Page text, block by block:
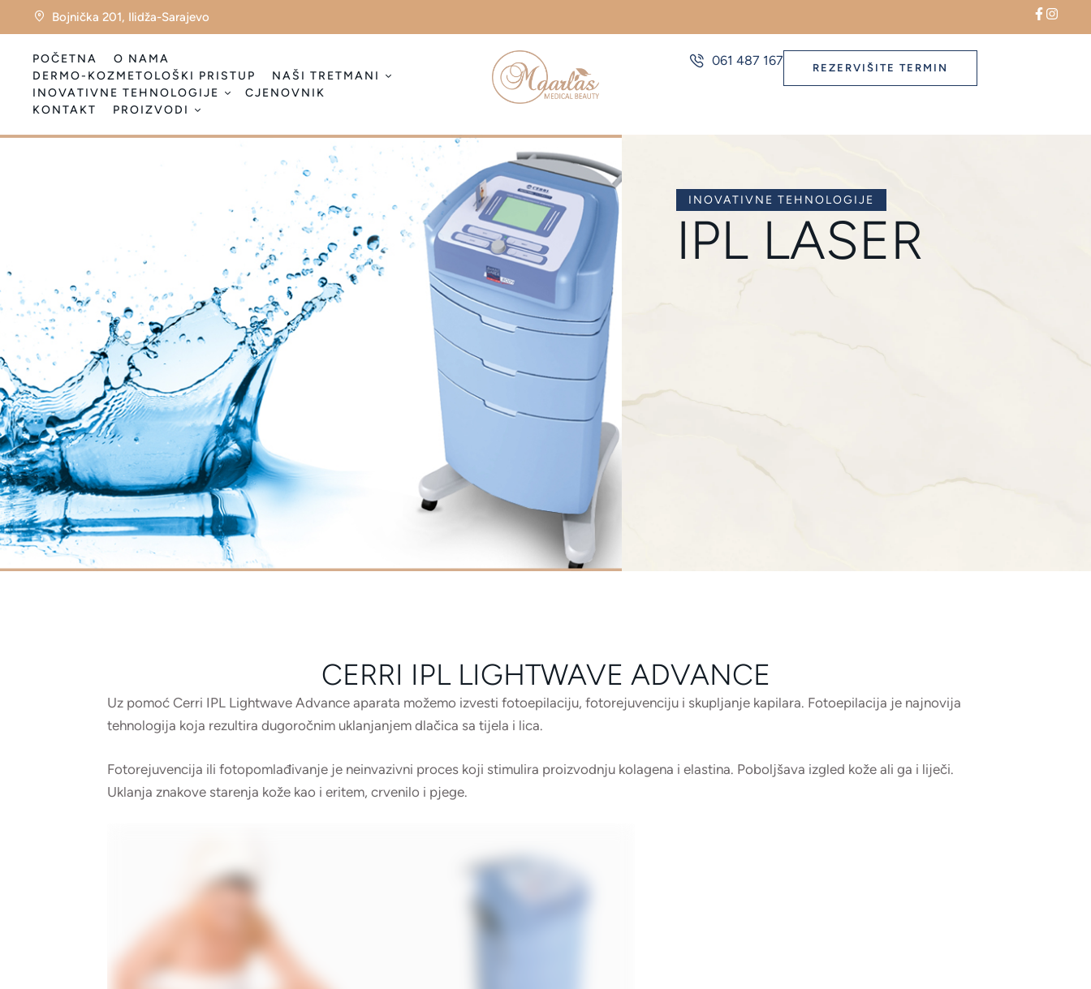
Bojnička 201, Ilidža-Sarajevo
POČETNA
O NAMA
DERMO-KOZMETOLOŠKI PRISTUP
NAŠI TRETMANI
INOVATIVNE TEHNOLOGIJE
CJENOVNIK
KONTAKT
PROIZVODI
061 487 167 REZERVIŠITE TERMIN
INOVATIVNE TEHNOLOGIJE
IPL LASER
CERRI IPL LIGHTWAVE ADVANCE
Uz pomoć Cerri IPL Lightwave Advance aparata možemo izvesti fotoepilaciju, fotorejuvenciju i skupljanje kapilara. Fotoepilacija je najnovija
tehnologija koja rezultira dugoročnim uklanjanjem dlačica sa tijela i lica.
Fotorejuvencija ili fotopomlađivanje je neinvazivni proces koji stimulira proizvodnju kolagena i elastina. Poboljšava izgled kože ali ga i liječi.
Uklanja znakove starenja kože kao i eritem, crvenilo i pjege.